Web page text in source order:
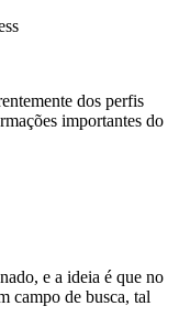
dos perfis
importantes do
e a ideia é que no
campo de busca, tal